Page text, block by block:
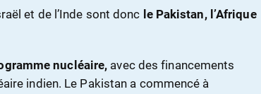
et de l’Inde sont donc le Pakistan, l’Afrique
nucléaire, avec des financements
indien. Le Pakistan a commencé à